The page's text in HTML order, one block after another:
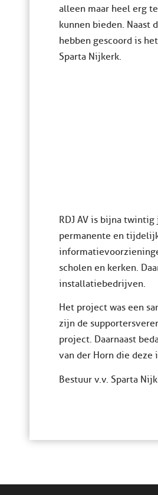
alleen maar heel erg
kunnen bieden. Naast
hebben gescoord is
Sparta Nijkerk.
RDJ AV is bijna
permanente en
scholen en kerken.
installatiebedrijven.
Het project was een
zijn de
project. Daarnaast
van der Horn die
Bestuur v.v. Sparta